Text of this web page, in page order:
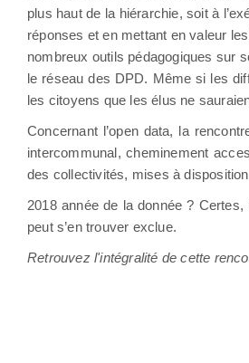
plus haut de la hiérarchie, soit à
réponses et en mettant en valeur
nombreux outils pédagogiques sur
le réseau des DPD. Même si les
les citoyens que les élus ne
Concernant l’open data, la
intercommunal, cheminement
des collectivités, mises à
2018 année de la donnée ? Certes,
peut s’en trouver exclue.
Retrouvez l'intégralité de cette